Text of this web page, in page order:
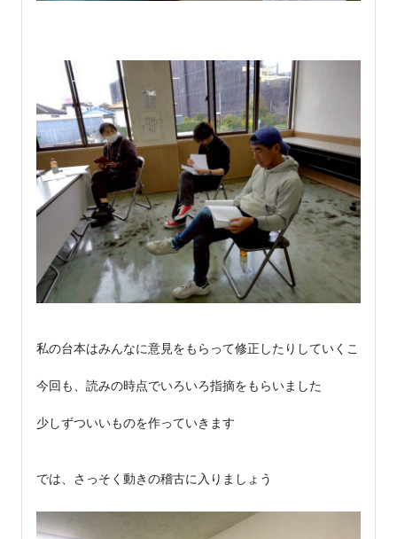
私の台本はみんなに意見をもらって修正したりしていくことが
今回も、読みの時点でいろいろ指摘をもらいました
少しずついいものを作っていきます
では、さっそく動きの稽古に入りましょう